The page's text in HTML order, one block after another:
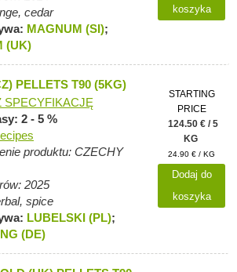
cedar
MAGNUM (SI);
(UK)
koszyka
PELLETS T90 (5KG)
SPECYFIKACJĘ
2 - 5 %
produktu: CZECHY
2025
spice
LUBELSKI (PL);
(DE)
STARTING
PRICE
124.50 € / 5
KG
24.90 € / KG
Dodaj do
koszyka